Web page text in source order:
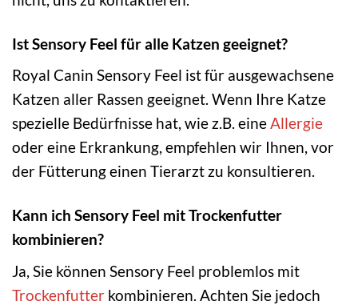
Ist Sensory Feel für alle Katzen geeignet?
Royal Canin Sensory Feel ist für ausgewachsene
Katzen aller Rassen geeignet. Wenn Ihre Katze
spezielle Bedürfnisse hat, wie z.B. eineAllergie
oder eine Erkrankung, empfehlen wir Ihnen, vor
der Fütterung einen Tierarzt zu konsultieren.
Kann ich Sensory Feel mit Trockenfutter
kombinieren?
Ja, Sie können Sensory Feel problemlos mit
Trockenfutter kombinieren. Achten Sie jedoch